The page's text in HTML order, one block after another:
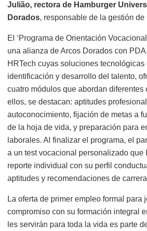
Julião, rectora de Hamburger
Dorados, responsable de la gestión de
El ‘Programa de Orientación
una alianza de Arcos Dorados con
HRTech cuyas soluciones tecnológicas
identificación y desarrollo del talento,
cuatro módulos que abordan diferentes
ellos, se destacan: aptitudes
autoconocimiento, fijación de metas a
de la hoja de vida, y preparación para
laborales. Al finalizar el programa, el
a un test vocacional personalizado que
reporte individual con su perfil
aptitudes y recomendaciones de
La oferta de primer empleo formal para
compromiso con su formación integral
les servirán para toda la vida es parte